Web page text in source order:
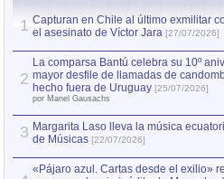
1 Capturan en Chile al último exmilitar
el asesinato de Víctor Jara [27/07/2026]
2
La comparsa Bantú celebra su 10º
mayor desfile de llamadas de
hecho fuera de Uruguay [25/07/2026]
por Manel Gausachs
3 Margarita Laso lleva la música
de Músicas [22/07/2026]
«Pájaro azul. Cartas desde el exilio»